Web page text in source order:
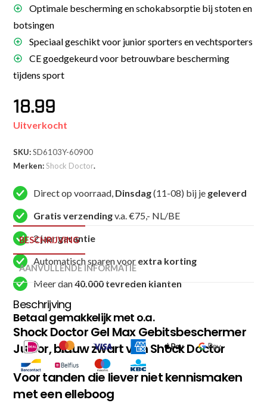
Optimale bescherming en schokabsorptie bij stoten en
botsingen
Speciaal geschikt voor junior sporters en vechtsporters
CE goedgekeurd voor betrouwbare bescherming
tijdens sport
18.99
Uitverkocht
SKU:SD6103Y-60900
Merken:Shock Doctor.
Direct op voorraad, Dinsdag(11-08) bij je geleverd
Gratis verzendingv.a. €75,- NL/BE
2 jaargarantie
Automatisch sparen voor extra korting
Meer dan40.000 tevreden klanten
Betaal gemakkelijk met o.a.
BESCHRIJVING
AANVULLENDE INFORMATIE
Beschrijving
Shock Doctor Gel Max Gebitsbeschermer
Junior, blauw zwart van Shock Doctor
Voor tanden die liever niet kennismaken
met een elleboog